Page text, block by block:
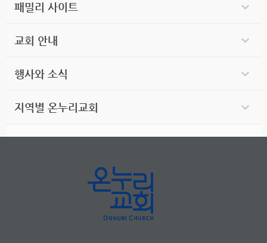
패밀리 사이트
교회 안내
행사와 소식
지역별 온누리교회